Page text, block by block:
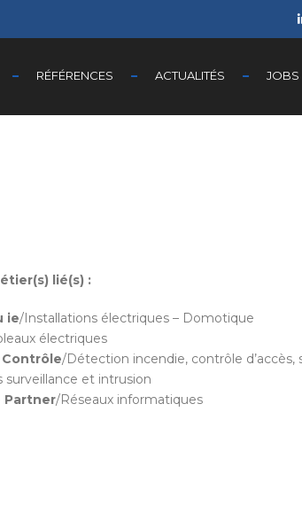
RÉFÉRENCES ACTUALITÉS JOBS
lié(s) :
ie/Installations électriques – Domotique
électriques
/Détection incendie, contrôle d’accès,
surveillance et intrusion
Partner/Réseaux informatiques